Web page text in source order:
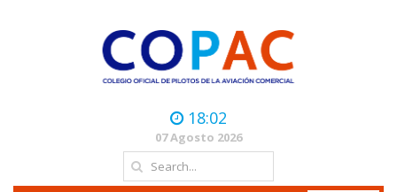
18:02
07 Agosto 2026